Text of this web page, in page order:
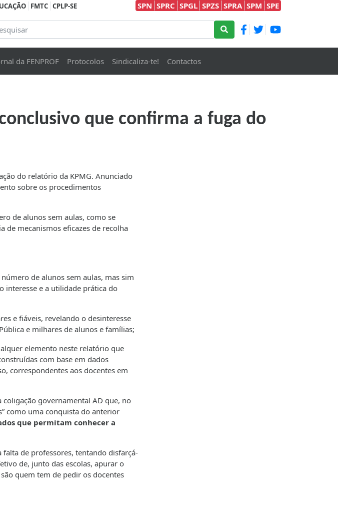
FMTC CPLP-SE SPN SPRC SPGL SPZS SPRA SPM SPE
da FENPROF Protocolos Sindicaliza-te! Contactos
que confirma a fuga do
do relatório da KPMG. Anunciado
sobre os procedimentos
de alunos sem aulas, como se
de mecanismos eficazes de recolha
de alunos sem aulas, mas sim
interesse e a utilidade prática do
e fiáveis, revelando o desinteresse
e milhares de alunos e famílias;
elemento neste relatório que
com base em dados
correspondentes aos docentes em
coligação governamental AD que, no
como uma conquista do anterior
que permitam conhecer a
falta de professores, tentando disfarçá-
de, junto das escolas, apurar o
quem tem de pedir os docentes